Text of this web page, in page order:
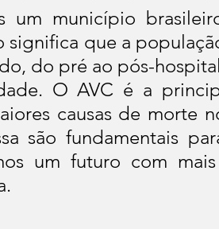
município
significa que a
do pré ao pós-
O AVC é a
causas de morte
são fundamentais
um futuro com